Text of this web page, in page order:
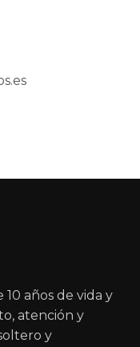
años de vida y
atención y
y